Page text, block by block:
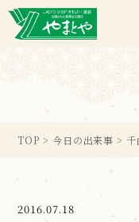
TOP > 今日の出来事 >
2016.07.18